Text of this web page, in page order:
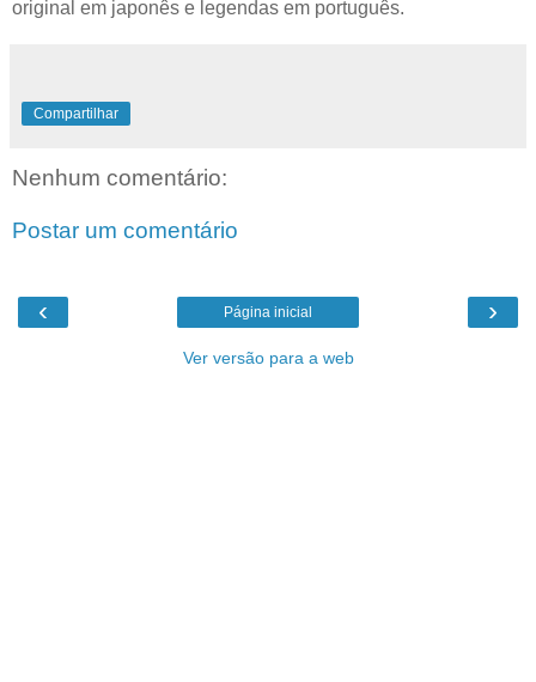
original em japonês e legendas em português.
Compartilhar
Nenhum comentário:
Postar um comentário
‹ ›
Página inicial
Ver versão para a web